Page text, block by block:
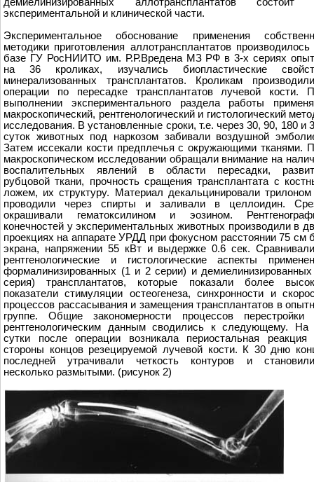
демиелинизированных аллотрансплантатов состоит
экспериментальной и клинической части.
Экспериментальное обоснование применения
методики приготовления аллотрансплантатов производилось
базе ГУ РосНИИТО им. Р.Р.Вредена МЗ РФ в 3-х сериях
на 36 кроликах, изучались биопластические
минерализованных трансплантатов. Кроликам
операции по пересадке трансплантатов лучевой кости.
выполнении экспериментального раздела работы
макроскопический, рентгенологический и гистологический
исследования. В установленные сроки, т.е. через 30, 90, 180 и
суток животных под наркозом забивали воздушной
Затем иссекали кости предплечья с окружающими тканями.
макроскопическом исследовании обращали внимание на
воспалительных явлений в области пересадки,
рубцовой ткани, прочность сращения трансплантата с
ложем, их структуру. Материал декальцинировали
проводили через спирты и заливали в целлоидин.
окрашивали гематоксилином и эозином.
конечностей у экспериментальных животных производили в
проекциях на аппарате УРДД при фокусном расстоянии 75 см
экрана, напряжении 55 кВт и выдержке 0.6 сек.
рентгенологические и гистологические аспекты
формалинизированных (1 и 2 серии) и
серия) трансплантатов, которые показали более
показатели стимуляции остеогенеза, синхронности и
процессов рассасывания и замещения трансплантатов в
группе. Общие закономерности процессов перестройки
рентгенологическим данным сводились к следующему. На
сутки после операции возникала периостальная реакция
стороны концов резецируемой лучевой кости. К 30 дню
последней утрачивали четкость контуров и
несколько размытыми. (рисунок 2)